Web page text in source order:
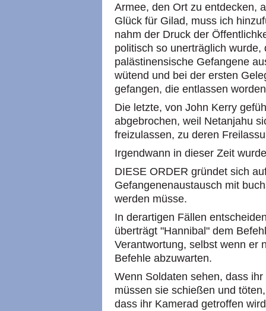
Armee, den Ort zu entdecken,
Glück für Gilad, muss ich
nahm der Druck der
politisch so unerträglich
palästinensische Gefangene
wütend und bei der ersten
gefangen, die entlassen
Die letzte, von John Kerry
abgebrochen, weil Netanjahu
freizulassen, zu deren
Irgendwann in dieser Zeit
DIESE ORDER gründet sich
Gefangenenaustausch mit
werden müsse.
In derartigen Fällen
überträgt "Hannibal" dem
Verantwortung, selbst wenn er
Befehle abzuwarten.
Wenn Soldaten sehen, dass
müssen sie schießen und
dass ihr Kamerad getroffen